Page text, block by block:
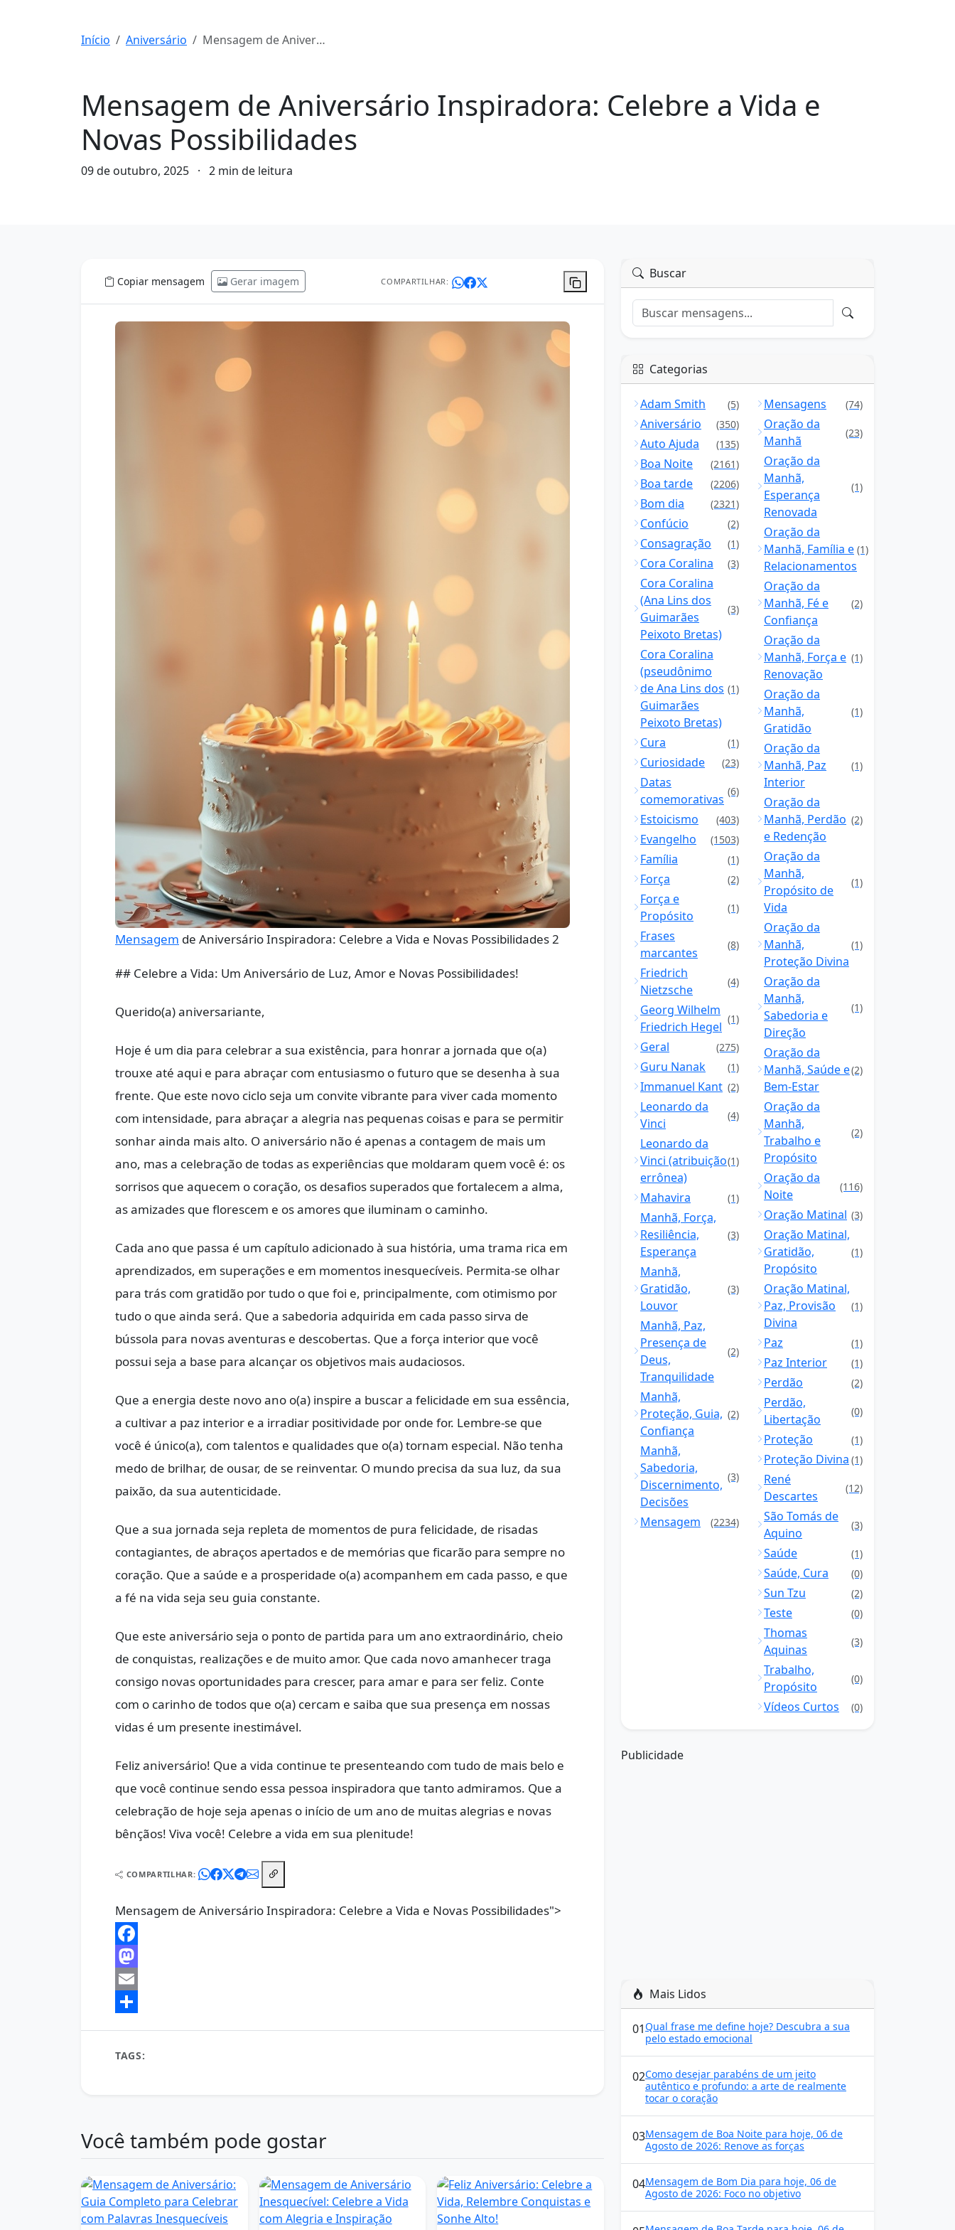
Início Aniversário Mensagem de Aniversário Inspiradora: Celebre a Vida e Novas Possibilidades
Mensagem de Aniversário Inspiradora: Celebre a Vida e
Novas Possibilidades
09 de outubro, 2025 · 2 min de leitura
Copiar mensagem Gerar imagem COMPARTILHAR:
Mensagem de Aniversário Inspiradora: Celebre a Vida e Novas Possibilidades 2
## Celebre a Vida: Um Aniversário de Luz, Amor e Novas Possibilidades!
Querido(a) aniversariante,
Hoje é um dia para celebrar a sua existência, para honrar a jornada que o(a)
trouxe até aqui e para abraçar com entusiasmo o futuro que se desenha à sua
frente. Que este novo ciclo seja um convite vibrante para viver cada momento
com intensidade, para abraçar a alegria nas pequenas coisas e para se permitir
sonhar ainda mais alto. O aniversário não é apenas a contagem de mais um
ano, mas a celebração de todas as experiências que moldaram quem você é: os
sorrisos que aquecem o coração, os desafios superados que fortalecem a alma,
as amizades que florescem e os amores que iluminam o caminho.
Cada ano que passa é um capítulo adicionado à sua história, uma trama rica em
aprendizados, em superações e em momentos inesquecíveis. Permita-se olhar
para trás com gratidão por tudo o que foi e, principalmente, com otimismo por
tudo o que ainda será. Que a sabedoria adquirida em cada passo sirva de
bússola para novas aventuras e descobertas. Que a força interior que você
possui seja a base para alcançar os objetivos mais audaciosos.
Que a energia deste novo ano o(a) inspire a buscar a felicidade em sua essência,
a cultivar a paz interior e a irradiar positividade por onde for. Lembre-se que
você é único(a), com talentos e qualidades que o(a) tornam especial. Não tenha
medo de brilhar, de ousar, de se reinventar. O mundo precisa da sua luz, da sua
paixão, da sua autenticidade.
Que a sua jornada seja repleta de momentos de pura felicidade, de risadas
contagiantes, de abraços apertados e de memórias que ficarão para sempre no
coração. Que a saúde e a prosperidade o(a) acompanhem em cada passo, e que
a fé na vida seja seu guia constante.
Que este aniversário seja o ponto de partida para um ano extraordinário, cheio
de conquistas, realizações e de muito amor. Que cada novo amanhecer traga
consigo novas oportunidades para crescer, para amar e para ser feliz. Conte
com o carinho de todos que o(a) cercam e saiba que sua presença em nossas
vidas é um presente inestimável.
Feliz aniversário! Que a vida continue te presenteando com tudo de mais belo e
que você continue sendo essa pessoa inspiradora que tanto admiramos. Que a
celebração de hoje seja apenas o início de um ano de muitas alegrias e novas
bênçãos! Viva você! Celebre a vida em sua plenitude!
COMPARTILHAR:
Mensagem de Aniversário Inspiradora: Celebre a Vida e Novas Possibilidades">
Facebook
Mastodon
Email
TAGS:
Você também pode gostar
Buscar
Categorias
Adam Smith (5)
Aniversário (350)
Auto Ajuda (135)
Boa Noite (2161)
Boa tarde (2206)
Bom dia (2321)
Confúcio (2)
Consagração (1)
Cora Coralina (3)
Cora Coralina
(Ana Lins dos
Guimarães
Peixoto Bretas)
(3)
Cora Coralina
(pseudônimo
de Ana Lins dos
Guimarães
Peixoto Bretas)
(1)
Cura (1)
Curiosidade (23)
Datas
comemorativas
(6)
Estoicismo (403)
Evangelho (1503)
Família (1)
Força (2)
Força e
Propósito
(1)
Frases
marcantes
(8)
Friedrich
Nietzsche
(4)
Georg Wilhelm
Friedrich Hegel
(1)
Geral (275)
Guru Nanak (1)
Immanuel Kant (2)
Leonardo da
Vinci
(4)
Leonardo da
Vinci (atribuição
errônea)
(1)
Mahavira (1)
Manhã, Força,
Resiliência,
Esperança
(3)
Manhã,
Gratidão,
Louvor
(3)
Manhã, Paz,
Presença de
Deus,
Tranquilidade
(2)
Manhã,
Proteção, Guia,
Confiança
(2)
Manhã,
Sabedoria,
Discernimento,
Decisões
(3)
Mensagem (2234)
Mensagens (74)
Oração da
Manhã
(23)
Oração da
Manhã,
Esperança
Renovada
(1)
Oração da
Manhã, Família e
Relacionamentos
(1)
Oração da
Manhã, Fé e
Confiança
(2)
Oração da
Manhã, Força e
Renovação
(1)
Oração da
Manhã,
Gratidão
(1)
Oração da
Manhã, Paz
Interior
(1)
Oração da
Manhã, Perdão
e Redenção
(2)
Oração da
Manhã,
Propósito de
Vida
(1)
Oração da
Manhã,
Proteção Divina
(1)
Oração da
Manhã,
Sabedoria e
Direção
(1)
Oração da
Manhã, Saúde e
Bem-Estar
(2)
Oração da
Manhã,
Trabalho e
Propósito
(2)
Oração da
Noite
(116)
Oração Matinal (3)
Oração Matinal,
Gratidão,
Propósito
(1)
Oração Matinal,
Paz, Provisão
Divina
(1)
Paz (1)
Paz Interior (1)
Perdão (2)
Perdão,
Libertação
(0)
Proteção (1)
Proteção Divina (1)
René
Descartes
(12)
São Tomás de
Aquino
(3)
Saúde (1)
Saúde, Cura (0)
Sun Tzu (2)
Teste (0)
Thomas
Aquinas
(3)
Trabalho,
Propósito
(0)
Vídeos Curtos (0)
Publicidade
Mais Lidos
01Qual frase me define hoje? Descubra a sua
pelo estado emocional
02Como desejar parabéns de um jeito
autêntico e profundo: a arte de realmente
tocar o coração
03Mensagem de Boa Noite para hoje, 06 de
Agosto de 2026: Renove as forças
04Mensagem de Bom Dia para hoje, 06 de
Agosto de 2026: Foco no objetivo